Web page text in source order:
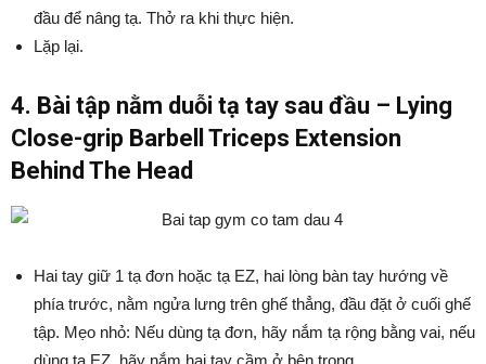
đầu để nâng tạ. Thở ra khi thực hiện.
Lặp lại.
4. Bài tập nằm duỗi tạ tay sau đầu – Lying
Close-grip Barbell Triceps Extension
Behind The Head
Hai tay giữ 1 tạ đơn hoặc tạ EZ, hai lòng bàn tay hướng về
phía trước, nằm ngửa lưng trên ghế thẳng, đầu đặt ở cuối ghế
tập. Mẹo nhỏ: Nếu dùng tạ đơn, hãy nắm tạ rộng bằng vai, nếu
dùng tạ EZ, hãy nắm hai tay cầm ở bên trong.